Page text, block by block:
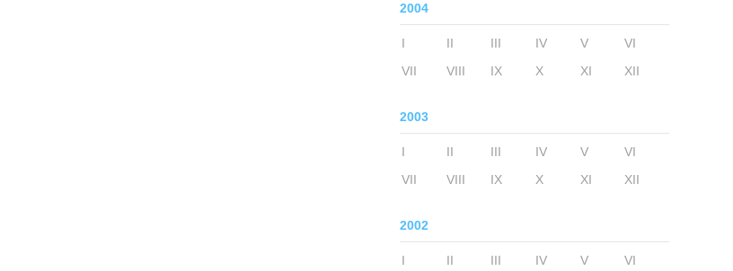
2004
I II III IV V
VI
VII
VIII IX X XI XII
2003
I II III IV V
VI
VII
VIII IX X XI XII
2002
I II III IV V VI